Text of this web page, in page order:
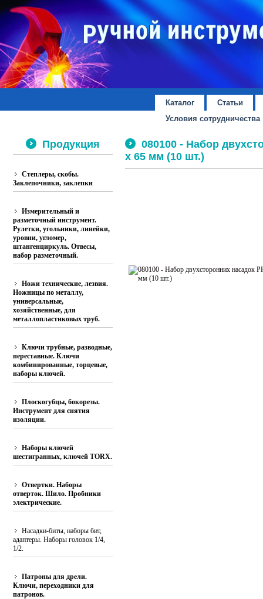
Каталог
Статьи
Условия сотрудничества
Продукция
Степлеры, скобы.
Заклепочники, заклепки
Измерительный и
разметочный инструмент.
Рулетки, угольники, линейки,
уровни, угломер,
штангенциркуль. Отвесы,
набор разметочный.
Ножи технические, лезвия.
Ножницы по металлу,
универсальные,
хозяйственные, для
металлопластиковых труб.
Ключи трубные, разводные,
переставные. Ключи
комбинированные, торцевые,
наборы ключей.
Плоскогубцы, бокорезы.
Инструмент для снятия
изоляции.
Наборы ключей
шестигранных, ключей TORX.
Отвертки. Наборы
отверток. Шило. Пробники
электрические.
Насадки-биты, наборы бит,
адаптеры. Наборы головок 1/4,
1/2.
Патроны для дрели.
Ключи, переходники для
патронов.
080100 - Набор
х 65 мм (10 шт.)